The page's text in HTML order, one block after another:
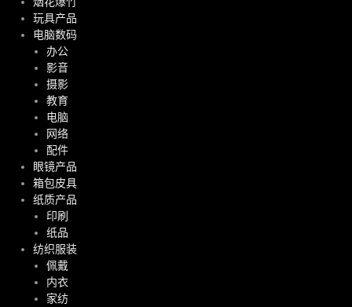
玩具产品
电脑数码
办公
影音
摄影
教育
电脑
网络
配件
眼镜产品
箱包皮具
纸质产品
印刷
纸品
纺织服装
佩戴
内衣
家纺